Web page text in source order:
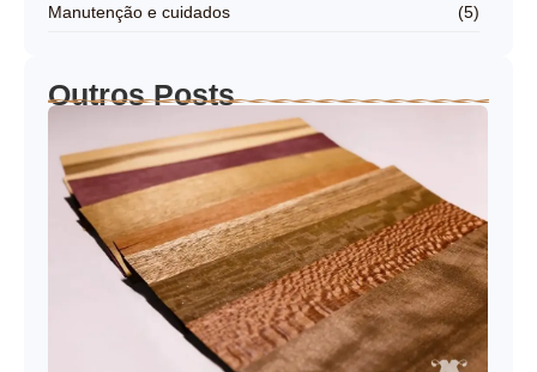
Manutenção e cuidados (5)
Outros Posts